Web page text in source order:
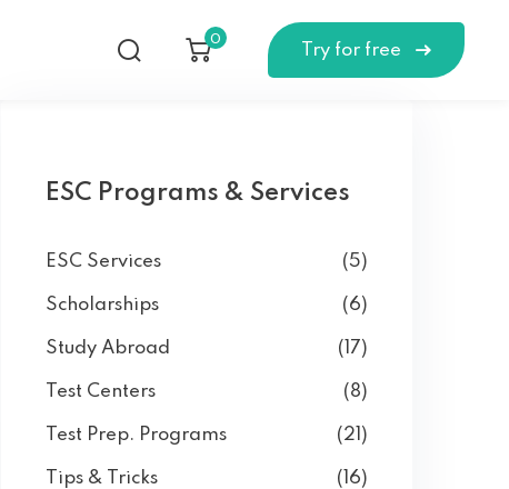
0
Try for free
ESC Programs & Services
ESC Services (5)
Scholarships (6)
Study Abroad (17)
Test Centers (8)
Test Prep. Programs (21)
Tips & Tricks (16)